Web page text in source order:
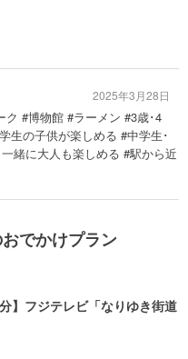
#博物館 #ラーメン #3歳･4
生の子供が楽しめる #中学生･
緒に大人も楽しめる #駅から近
2025年3月28日
でかけプラン
】フジテレビ「なりゆき街道